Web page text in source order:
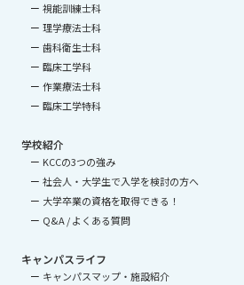
視能訓練士科
理学療法士科
歯科衛生士科
臨床工学科
作業療法士科
臨床工学特科
学校紹介
KCCの3つの強み
社会人・大学生で入学を検討の方へ
大学卒業の資格を取得できる！
Q&A / よくある質問
キャンパスライフ
キャンパスマップ・施設紹介